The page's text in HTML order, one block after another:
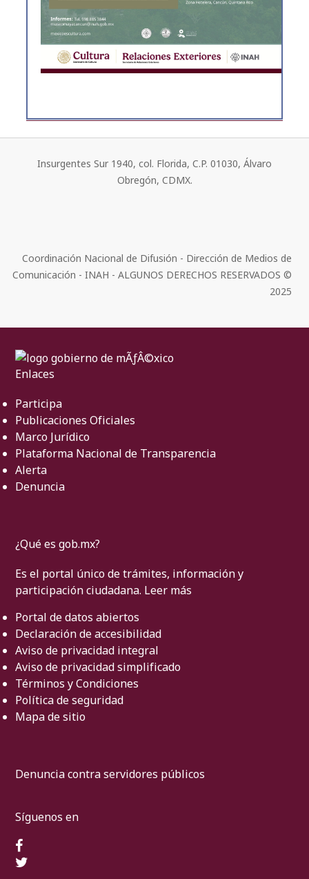
Insurgentes Sur 1940, col. Florida, C.P. 01030, Álvaro
Obregón, CDMX.
Coordinación Nacional de Difusión - Dirección de Medios de
Comunicación - INAH - ALGUNOS DERECHOS RESERVADOS ©
2025
Enlaces
Participa
Publicaciones Oficiales
Marco Jurídico
Plataforma Nacional de Transparencia
Alerta
Denuncia
¿Qué es gob.mx?
Es el portal único de trámites, información y
participación ciudadana. Leer más
Portal de datos abiertos
Declaración de accesibilidad
Aviso de privacidad integral
Aviso de privacidad simplificado
Términos y Condiciones
Política de seguridad
Mapa de sitio
Denuncia contra servidores públicos
Síguenos en